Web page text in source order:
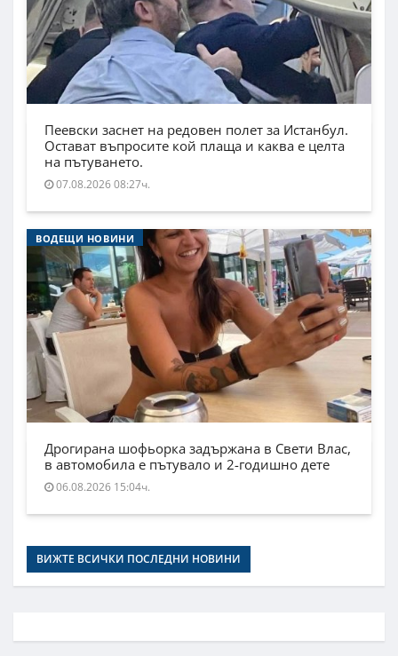
Пеевски заснет на редовен полет за Истанбул.
Остават въпросите кой плаща и каква е целта
на пътуването.
07.08.2026 08:27ч.
ВОДЕЩИ НОВИНИ
Дрогирана шофьорка задържана в Свети Влас,
в автомобила е пътувало и 2-годишно дете
06.08.2026 15:04ч.
ВИЖТЕ ВСИЧКИ ПОСЛЕДНИ НОВИНИ